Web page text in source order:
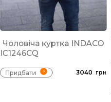
Чоловіча куртка INDACO
IС1246CQ
Придбати 3040 грн